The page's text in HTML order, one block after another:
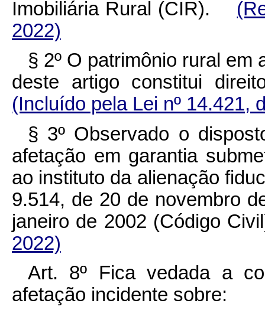
Imobiliária Rural (CIR).
2022)
§ 2º O patrimônio rural em
deste artigo constitui
(Incluído pela Lei nº 14.421,
§ 3º Observado o
afetação em garantia
ao instituto da alienação
9.514, de 20 de novembro
janeiro de 2002 (Código
2022)
Art. 8º Fica vedada a
afetação incidente sobre: